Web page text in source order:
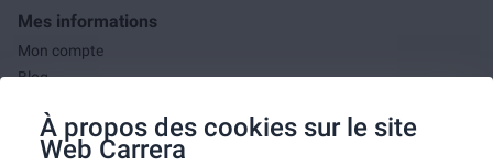
À propos des cookies sur le site
Web Carrera
Mes informations
Mon compte
Blog
Mes commandes